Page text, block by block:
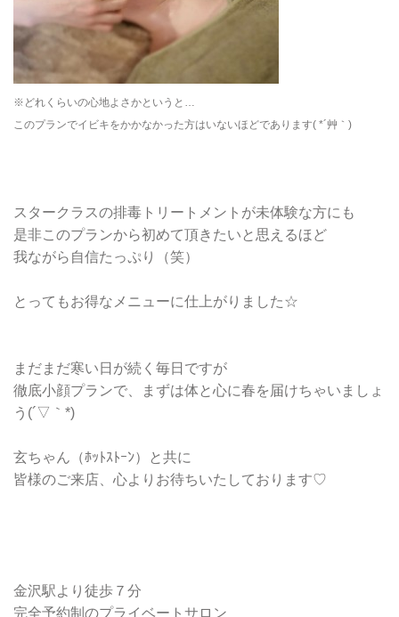
※どれくらいの心地よさかというと…
このプランでイビキをかかなかった方はいないほどであります( *´艸｀)
スタークラスの排毒トリートメントが未体験な方にも
是非このプランから初めて頂きたいと思えるほど
我ながら自信たっぷり（笑）
とってもお得なメニューに仕上がりました☆
まだまだ寒い日が続く毎日ですが
徹底小顔プランで、まずは体と心に春を届けちゃいましょ
う(´▽｀*)
玄ちゃん（ﾎｯﾄｽﾄｰﾝ）と共に
皆様のご来店、心よりお待ちいたしております♡
金沢駅より徒歩７分
完全予約制のプライベートサロン